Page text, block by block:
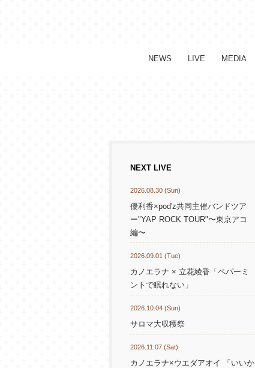
NEWS LIVE MEDIA
NEXT LIVE
2026.08.30 (Sun)
優利香×pod'z共同主催バンドツア
ー"YAP ROCK TOUR"〜東京アコ
編〜
2026.09.01 (Tue)
カノエラナ × 立花綾香「ペパーミ
ントで眠れない」
2026.10.04 (Sun)
サロマ大収穫祭
2026.11.07 (Sat)
カノエラナ×ウエダアオイ 「いいか